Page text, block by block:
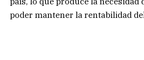
poder mantener la rentabilidad